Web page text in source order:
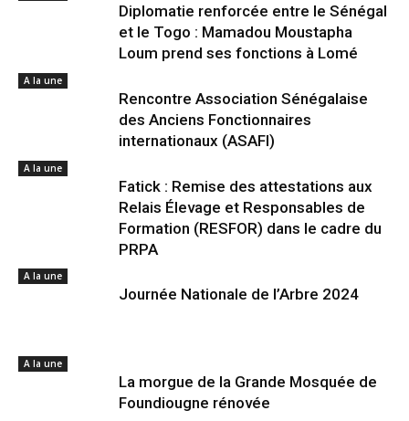
Diplomatie renforcée entre le Sénégal
et le Togo : Mamadou Moustapha
Loum prend ses fonctions à Lomé
A la une
Rencontre Association Sénégalaise
des Anciens Fonctionnaires
internationaux (ASAFI)
A la une
Fatick : Remise des attestations aux
Relais Élevage et Responsables de
Formation (RESFOR) dans le cadre du
PRPA
A la une
Journée Nationale de l’Arbre 2024
A la une
La morgue de la Grande Mosquée de
Foundiougne rénovée